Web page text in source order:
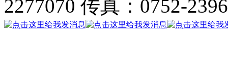
2277070 传真：0752-